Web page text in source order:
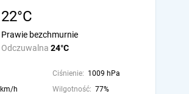
22°C
Odczuwalna 24°C
Prawie bezchmurnie
Ciśnienie: 1009 hPa
h Wilgotność: 77%